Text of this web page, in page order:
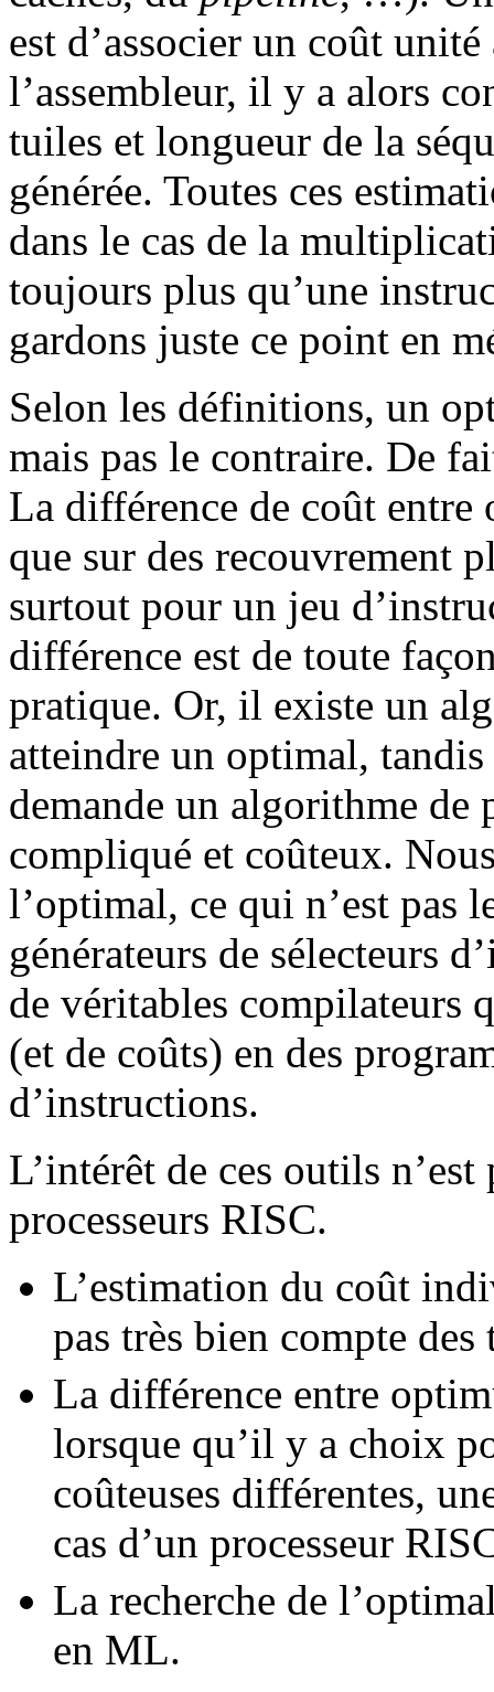
est d’associer un coût
l’assembleur, il y a alors
tuiles et longueur de la
générée. Toutes ces
dans le cas de la
toujours plus qu’une
gardons juste ce point en
Selon les définitions, un
mais pas le contraire. De
La différence de coût
que sur des recouvrement
surtout pour un jeu
différence est de toute
pratique. Or, il existe un
atteindre un optimal,
demande un algorithme
compliqué et coûteux.
l’optimal, ce qui n’est pas
générateurs de sélecteurs
de véritables compilateurs
(et de coûts) en des
d’instructions.
L’intérêt de ces outils
processeurs RISC.
L’estimation du coût
pas très bien compte
La différence entre
lorsque qu’il y a choix
coûteuses différentes,
cas d’un processeur
La recherche de
en ML.